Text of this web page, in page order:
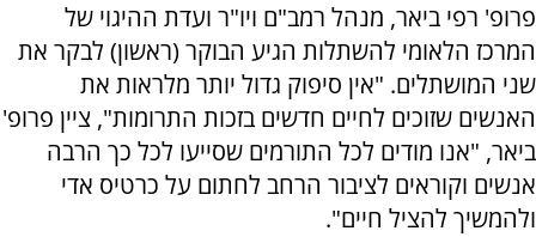
פרופ' רפי ביאר, מנהל רמב"ם ויו"ר ועדת ההיגוי של
המרכז הלאומי להשתלות הגיע הבוקר (ראשון) לבקר את
שני המושתלים. "אין סיפוק גדול יותר מלראות את
האנשים שזוכים לחיים חדשים בזכות התרומות", ציין פרופ'
ביאר, "אנו מודים לכל התורמים שסייעו לכל כך הרבה
אנשים וקוראים לציבור הרחב לחתום על כרטיס אדי
ולהמשיך להציל חיים".